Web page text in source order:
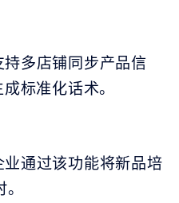
多店铺同步产品信
标准化话术。
通过该功能将新品培